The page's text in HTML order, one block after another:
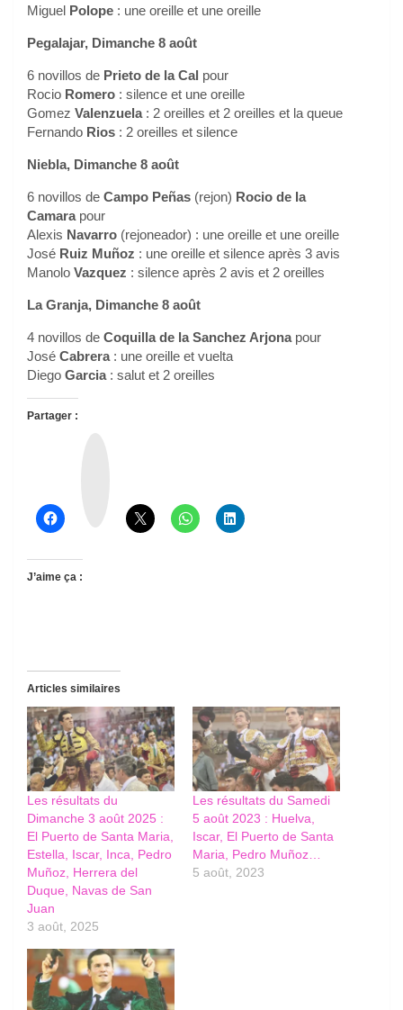
Miguel Polope : une oreille et une oreille
Pegalajar, Dimanche 8 août
6 novillos de Prieto de la Cal pour
Rocio Romero : silence et une oreille
Gomez Valenzuela: 2 oreilles et 2 oreilles et la queue
Fernando Rios : 2 oreilles et silence
Niebla, Dimanche 8 août
6 novillos de Campo Peñas (rejon) Rocio de la
Camara pour
Alexis Navarro (rejoneador) : une oreille et une oreille
José Ruiz Muñoz : une oreille et silence après 3 avis
Manolo Vazquez : silence après 2 avis et 2 oreilles
La Granja, Dimanche 8 août
4 novillos de Coquilla de la Sanchez Arjonapour
José Cabrera: une oreille et vuelta
Diego Garcia: salut et 2 oreilles
Partager :
J’aime ça :
Articles similaires
Les résultats du
Dimanche 3 août 2025 :
El Puerto de Santa Maria,
Estella, Iscar, Inca, Pedro
Muñoz, Herrera del
Duque, Navas de San
Juan
3 août, 2025
Les résultats du Samedi
5 août 2023 : Huelva,
Iscar, El Puerto de Santa
Maria, Pedro Muñoz…
5 août, 2023